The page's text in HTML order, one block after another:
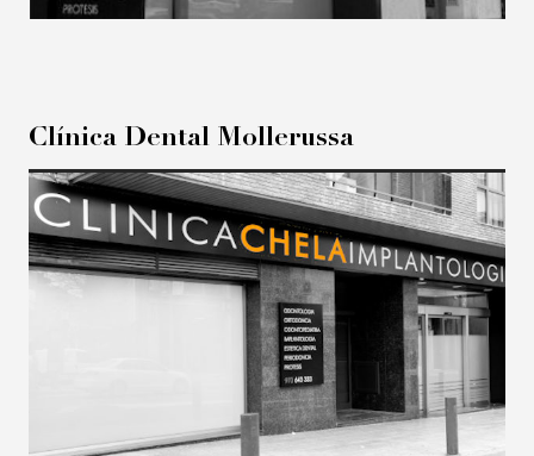
Clínica Dental Mollerussa